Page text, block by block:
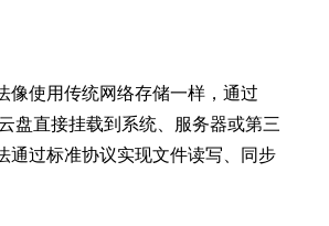
像使用传统网络存储一样，通过
盘直接挂载到系统、服务器或第三
通过标准协议实现文件读写、同步